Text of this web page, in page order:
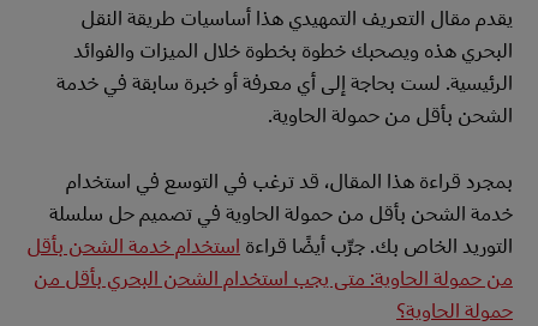
يقدم مقال التعريف التمهيدي هذا أساسيات طريقة النقل
البحري هذه ويصحبك خطوة بخطوة خلال الميزات والفوائد
الرئيسية. لست بحاجة إلى أي معرفة أو خبرة سابقة في خدمة
الشحن بأقل من حمولة الحاوية.
بمجرد قراءة هذا المقال، قد ترغب في التوسع في استخدام
خدمة الشحن بأقل من حمولة الحاوية في تصميم حل سلسلة
التوريد الخاص بك. جرِّب أيضًا قراءة استخدام خدمة الشحن بأقل
من حمولة الحاوية: متى يجب استخدام الشحن البحري بأقل من
حمولة الحاوية؟